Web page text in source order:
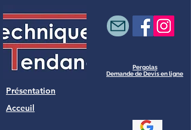
Demande de Devis en ligne
Pergolas
Présentation
Acceuil